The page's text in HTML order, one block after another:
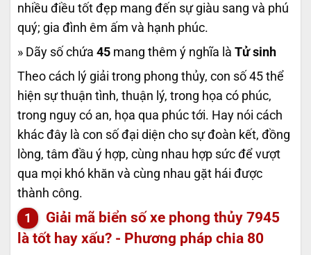
nhiều điều tốt đẹp mang đến sự giàu sang và phú
quý; gia đình êm ấm và hạnh phúc.
» Dãy số chứa 45 mang thêm ý nghĩa là Tử sinh
Theo cách lý giải trong phong thủy, con số 45 thể
hiện sự thuận tình, thuận lý, trong họa có phúc,
trong nguy có an, họa qua phúc tới. Hay nói cách
khác đây là con số đại diện cho sự đoàn kết, đồng
lòng, tâm đầu ý hợp, cùng nhau hợp sức để vượt
qua mọi khó khăn và cùng nhau gặt hái được
thành công.
Giải mã biển số xe phong thủy 7945
là tốt hay xấu? - Phương pháp chia 80